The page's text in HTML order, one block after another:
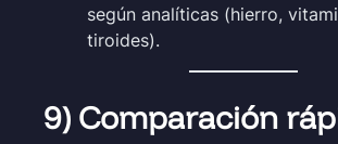
según analíticas (hierro,
tiroides).
9) Comparación